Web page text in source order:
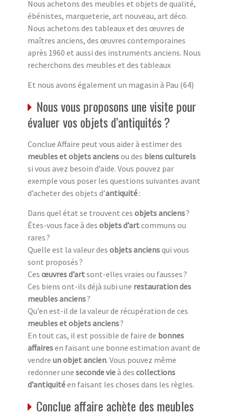
Nous achetons des meubles et objets de qualité,
ébénistes, marqueterie, art nouveau, art déco.
Nous achetons des tableaux et des œuvres de
maîtres anciens, des œuvres contemporaines
après 1960 et aussi des instruments anciens. Nous
recherchons des meubles et des tableaux
Et nous avons également un magasin à Pau (64)
Nous vous proposons une visite pour
évaluer vos objets d’antiquités ?
Conclue Affaire peut vous aider à estimer des
meubles et objets anciensou des biens culturels
si vous avez besoin d’aide. Vous pouvez par
exemple vous poser les questions suivantes avant
d’acheter des objets d’antiquité :
Dans quel état se trouvent ces objets anciens?
Êtes-vous face à des objets d’artcommuns ou
rares ?
Quelle est la valeur des objets anciensqui vous
sont proposés ?
Ces œuvres d’artsont-elles vraies ou fausses ?
Ces biens ont-ils déjà subi une restauration des
meubles anciens?
Qu’en est-il de la valeur de récupération de ces
meubles et objets anciens?
En tout cas, il est possible de faire de bonnes
affairesen faisant une bonne estimation avant de
vendre un objet ancien. Vous pouvez même
redonner une seconde vieà des collections
d’antiquitéen faisant les choses dans les règles.
Conclue affaire achète des meubles